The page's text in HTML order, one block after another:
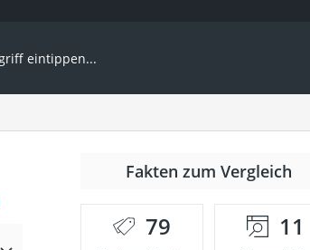
Fakten zum Vergleich
79 11